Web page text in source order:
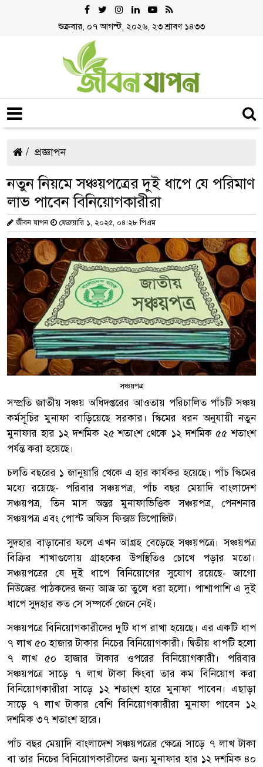
শুক্রবার, ০৭ আগস্ট, ২০২৬, ২৩ শ্রাবণ ১৪৩৩
প্রজ্ঞাপন
নতুন নিয়মে সঞ্চয়পত্রের দুই ধাপে যে পরিমাণ
লাভ পাবেন বিনিয়োগকারীরা
জীবন যাপন ফেব্রুয়ারি ১, ২০২৫, ০৪:২৮ পিএম
সঞ্চয়পত্র
সম্প্রতি জাতীয় সঞ্চয় অধিদপ্তরের আওতায় পরিচালিত পাঁচটি সঞ্চয়
কর্মসূচির মুনাফা বাড়িয়েছে সরকার। স্কিমের ধরন অনুযায়ী নতুন
মুনাফার হার ১২ দশমিক ২৫ শতাংশ থেকে ১২ দশমিক ৫৫ শতাংশ
পর্যন্ত করা হয়েছে।
চলতি বছরের ১ জানুয়ারি থেকে এ হার কার্যকর হয়েছে। পাঁচ স্কিমের
মধ্যে রয়েছে- পরিবার সঞ্চয়পত্র, পাঁচ বছর মেয়াদি বাংলাদেশ
সঞ্চয়পত্র, তিন মাস অন্তর মুনাফাভিত্তিক সঞ্চয়পত্র, পেনশনার
সঞ্চয়পত্র এবং পোস্ট অফিস ফিক্সড ডিপোজিট।
সুদহার বাড়ানোর ফলে এখন আগ্রহ বেড়েছে সঞ্চয়পত্রে। সঞ্চয়পত্র
বিক্রির শাখাগুলোয় গ্রাহকের উপস্থিতিও চোখে পড়ার মতো।
সঞ্চয়পত্রের যে দুই ধাপে বিনিয়োগের সুযোগ রয়েছে- জাগো
নিউজের পাঠকদের জন্য আজ তা তুলে ধরা হলো। পাশাপাশি এ দুই
ধাপে সুদহার কত সে সম্পর্কে জেনে নেই।
সঞ্চয়পত্রে বিনিয়োগকারীদের দুটি ধাপ রাখা হয়েছে। এর একটি ধাপ
৭ লাখ ৫০ হাজার টাকার নিচের বিনিয়োগকারী। দ্বিতীয় ধাপটি হলো
৭ লাখ ৫০ হাজার টাকার ওপরের বিনিয়োগকারী। পরিবার
সঞ্চয়পত্রে সাড়ে ৭ লাখ টাকা কিংবা তার কম বিনিয়োগ করা
বিনিয়োগকারীরা সাড়ে ১২ শতাংশ হারে মুনাফা পাবেন। এছাড়া
সাড়ে ৭ লাখ টাকার বেশি বিনিয়োগকারীরা মুনাফা পাবেন ১২
দশমিক ৩৭ শতাংশ হারে।
পাঁচ বছর মেয়াদি বাংলাদেশ সঞ্চয়পত্রের ক্ষেত্রে সাড়ে ৭ লাখ টাকা
বা তার নিচের বিনিয়োগকারীদের জন্য মুনাফার হার ১২ দশমিক ৪০